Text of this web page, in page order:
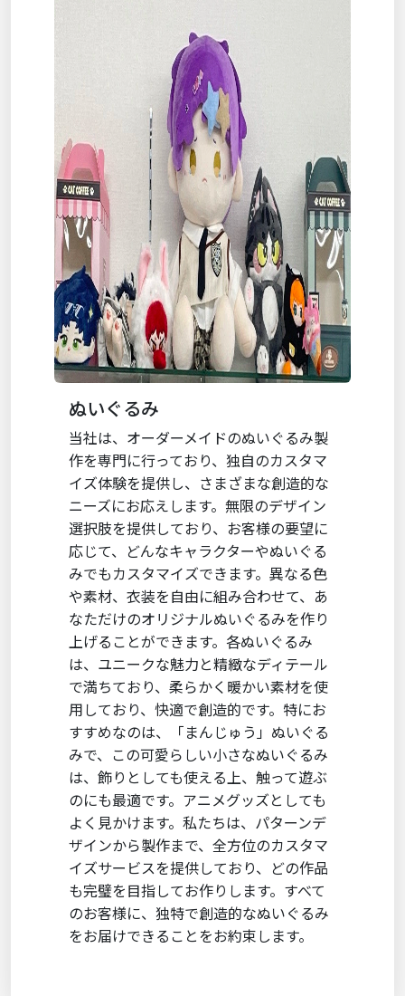
ぬいぐるみ
当社は、オーダーメイドのぬいぐるみ製
作を専門に行っており、独自のカスタマ
イズ体験を提供し、さまざまな創造的な
ニーズにお応えします。無限のデザイン
選択肢を提供しており、お客様の要望に
応じて、どんなキャラクターやぬいぐる
みでもカスタマイズできます。異なる色
や素材、衣装を自由に組み合わせて、あ
なただけのオリジナルぬいぐるみを作り
上げることができます。各ぬいぐるみ
は、ユニークな魅力と精緻なディテール
で満ちており、柔らかく暖かい素材を使
用しており、快適で創造的です。特にお
すすめなのは、「まんじゅう」ぬいぐる
みで、この可愛らしい小さなぬいぐるみ
は、飾りとしても使える上、触って遊ぶ
のにも最適です。アニメグッズとしても
よく見かけます。私たちは、パターンデ
ザインから製作まで、全方位のカスタマ
イズサービスを提供しており、どの作品
も完璧を目指してお作りします。すべて
のお客様に、独特で創造的なぬいぐるみ
をお届けできることをお約束します。